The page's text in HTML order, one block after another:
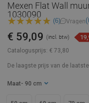
Mexen Flat Wall
1030090
(6) Vragen
Catalogusprijs: € 73,80
€ 59,09 (incl. btw)
De laagste prijs van de
Maat - 90 cm